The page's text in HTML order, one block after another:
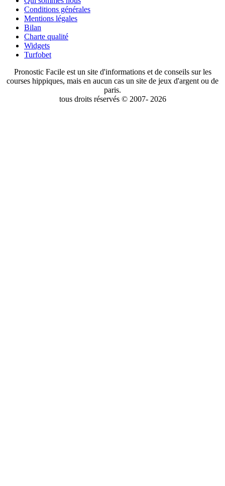
Conditions générales
Mentions légales
Bilan
Charte qualité
Widgets
Turfobet
Pronostic Facile est un site d'informations et de conseils sur les
courses hippiques, mais en aucun cas un site de jeux d'argent ou de
paris.
tous droits réservés © 2007- 2026